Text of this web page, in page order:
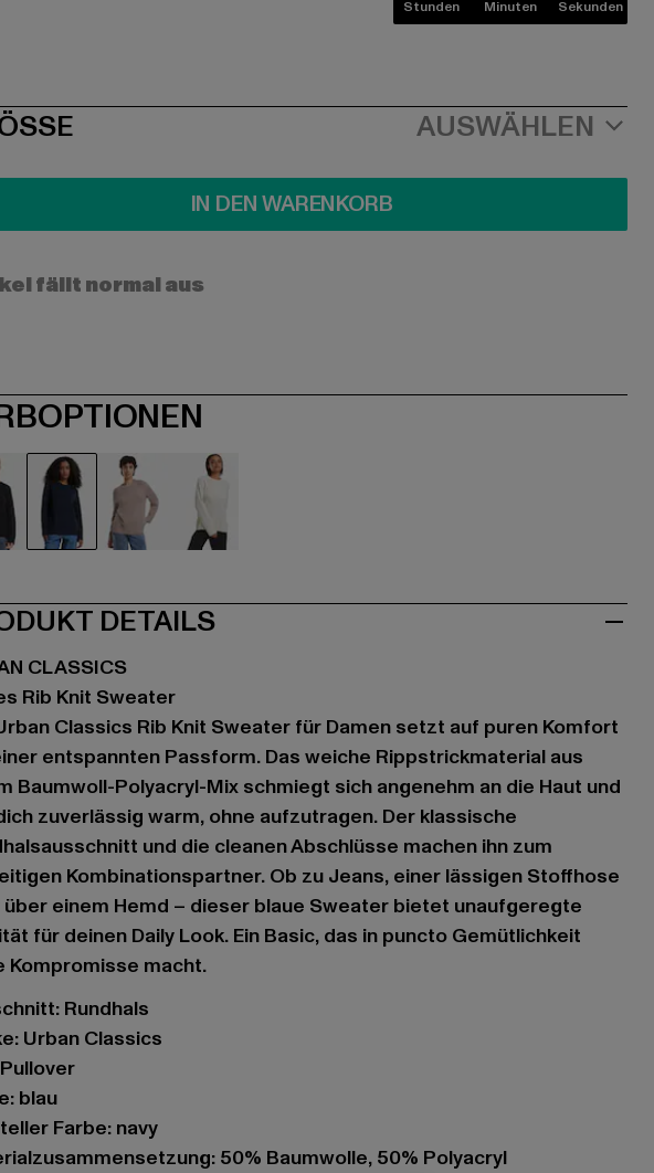
Stunden Minuten Sekunden
AUSWÄHLEN
IN DEN WARENKORB
fällt normal aus
DETAILS
CLASSICS
Rib Knit Sweater
Classics Rib Knit Sweater für Damen setzt auf puren Komfort
entspannten Passform. Das weiche Rippstrickmaterial aus
Baumwoll-Polyacryl-Mix schmiegt sich angenehm an die Haut und
zuverlässig warm, ohne aufzutragen. Der klassische
und die cleanen Abschlüsse machen ihn zum
Kombinationspartner. Ob zu Jeans, einer lässigen Stoffhose
einem Hemd – dieser blaue Sweater bietet unaufgeregte
für deinen Daily Look. Ein Basic, das in puncto Gemütlichkeit
Kompromisse macht.
Rundhals
Urban Classics
blau
Farbe: navy
50% Baumwolle, 50% Polyacryl